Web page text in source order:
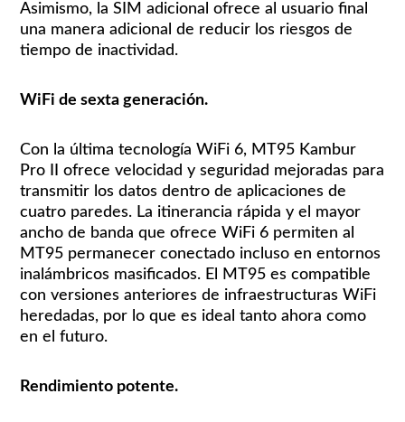
Asimismo, la SIM adicional ofrece al usuario final
una manera adicional de reducir los riesgos de
tiempo de inactividad.
WiFi de sexta generación.
Con la última tecnología WiFi 6, MT95 Kambur
Pro II ofrece velocidad y seguridad mejoradas para
transmitir los datos dentro de aplicaciones de
cuatro paredes. La itinerancia rápida y el mayor
ancho de banda que ofrece WiFi 6 permiten al
MT95 permanecer conectado incluso en entornos
inalámbricos masificados. El MT95 es compatible
con versiones anteriores de infraestructuras WiFi
heredadas, por lo que es ideal tanto ahora como
en el futuro.
Rendimiento potente.